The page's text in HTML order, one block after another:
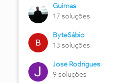
Guimas
17 soluções
ByteSábio
13 soluções
Jose Rodrigues
9 soluções